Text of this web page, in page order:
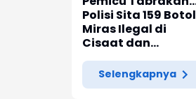
Beruntun Enam
Kendaraan di
Ciwidey Diselidiki
Polisi
Polisi Sita 159 Botol
Miras Ilegal di
Cisaat dan
Citamiang
Selengkapnya